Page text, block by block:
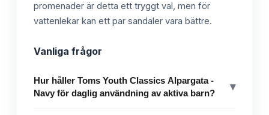
promenader är detta ett tryggt val, men för
vattenlekar kan ett par sandaler vara bättre.
Vanliga frågor
Hur håller Toms Youth Classics Alpargata -
Navy för daglig användning av aktiva barn?
▾